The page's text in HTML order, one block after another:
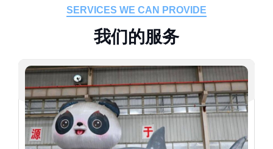
SERVICES WE CAN PROVIDE
我们的服务